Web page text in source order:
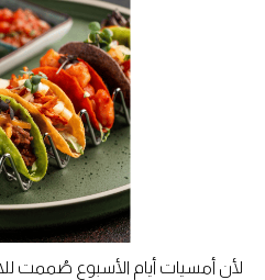
لأن أمسيات أيام الأسبوع صُممت